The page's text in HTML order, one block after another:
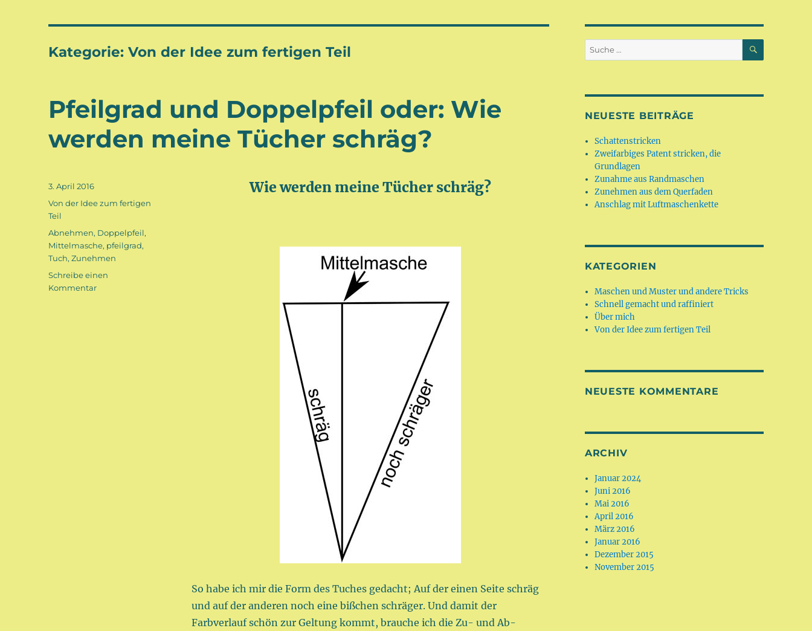
Kategorie:Von der Idee zum fertigen Teil
Pfeilgrad und Doppelpfeil oder: Wie
werden meine Tücher schräg?
Wie werden meine Tücher schräg?
So habe ich mir die Form des Tuches gedacht; Auf der einen Seite schräg
und auf der anderen noch eine bißchen schräger. Und damit der
Farbverlauf schön zur Geltung kommt, brauche ich die Zu- und Ab-
Veröffentlicht
3. April 2016
Kategorien
Von der Idee zum fertigen
Teil
Schlagwörter
Abnehmen, Doppelpfeil,
Mittelmasche, pfeilgrad,
Tuch,Zunehmen
Schreibe einen
Kommentarzu
Suche
nach:
SUCHEN
NEUESTE BEITRÄGE
Schattenstricken
Zweifarbiges Patent stricken, die
Grundlagen
Zunahme aus Randmaschen
Zunehmen aus dem Querfaden
Anschlag mit Luftmaschenkette
KATEGORIEN
Maschen und Muster und andere Tricks
Schnell gemacht und raffiniert
Über mich
Von der Idee zum fertigen Teil
NEUESTE KOMMENTARE
ARCHIV
Januar 2024
Juni 2016
Mai 2016
April 2016
März 2016
Januar 2016
Dezember 2015
November 2015